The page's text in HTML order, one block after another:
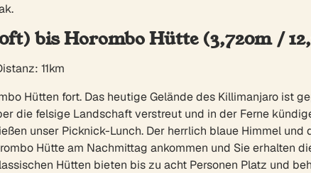
bis Horombo Hütte (3,720m /
11km
Hütten fort. Das heutige Gelände des Killimanjaro ist
die felsige Landschaft verstreut und in der Ferne
unser Picknick-Lunch. Der herrlich blaue Himmel
Hütte am Nachmittag ankommen und Sie erhalten
Hütten bieten bis zu acht Personen Platz und